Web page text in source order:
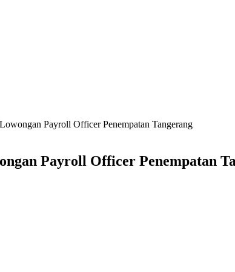
Payroll Officer Penempatan Tangerang
Payroll Officer Penempatan